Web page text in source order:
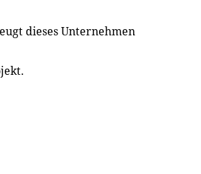
dieses Unternehmen